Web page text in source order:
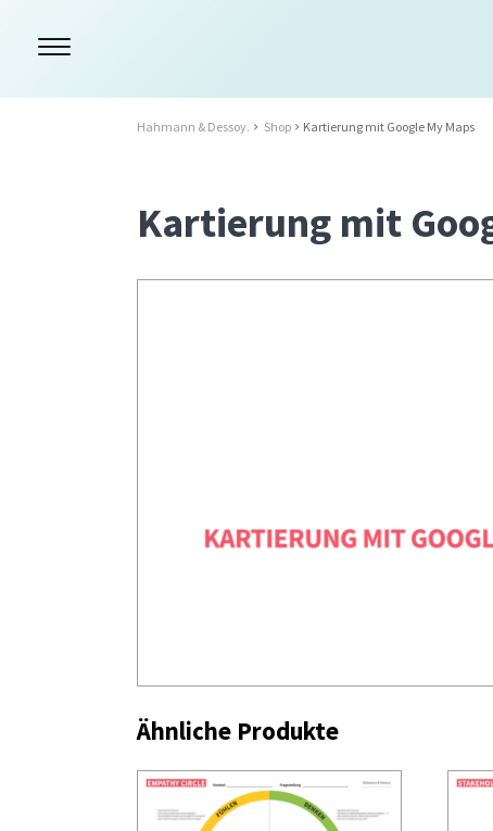
Hahmann & Dessoy. Shop Kartierung mit Google My Maps
Kartierung mit
Ähnliche Produkte